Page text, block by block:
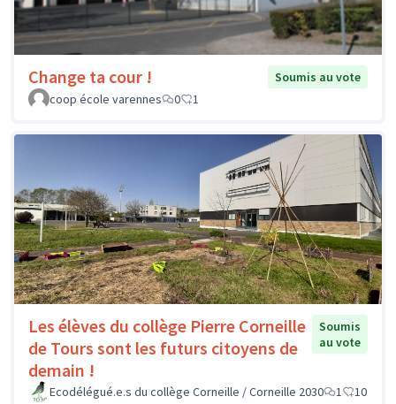
Change ta cour !
Soumis au vote
coop école varennes
0 1
Les élèves du collège Pierre Corneille
de Tours sont les futurs citoyens de
demain !
Soumis
au vote
Ecodélégué.e.s du collège Corneille / Corneille 2030 1 10